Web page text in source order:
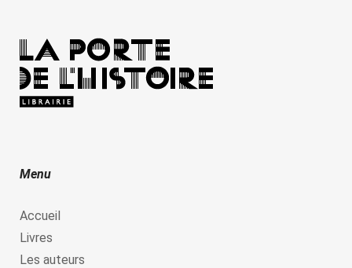
Menu
Accueil
Livres
Les auteurs